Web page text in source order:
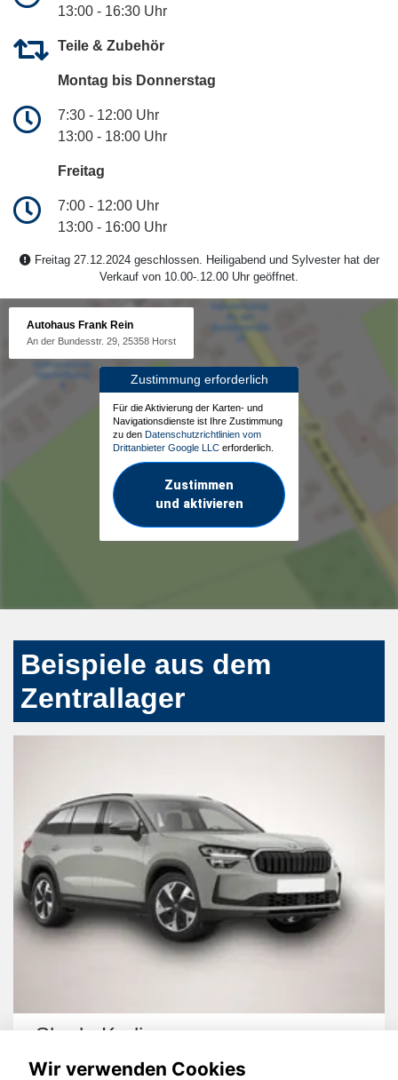
13:00 - 16:30 Uhr
Teile & Zubehör
Montag bis Donnerstag
7:30 - 12:00 Uhr
13:00 - 18:00 Uhr
Freitag
7:00 - 12:00 Uhr
13:00 - 16:00 Uhr
Freitag 27.12.2024 geschlossen. Heiligabend und Sylvester hat der
Verkauf von 10.00-.12.00 Uhr geöffnet.
Autohaus Frank Rein
An der Bundesstr. 29, 25358 Horst
Zustimmung erforderlich
Für die Aktivierung der Karten- und
Navigationsdienste ist Ihre Zustimmung
zu den Datenschutzrichtlinien vom
Drittanbieter Google LLC erforderlich.
Zustimmen
und aktivieren
Beispiele aus dem
Zentrallager
Skoda Kodiaq
Wir verwenden Cookies